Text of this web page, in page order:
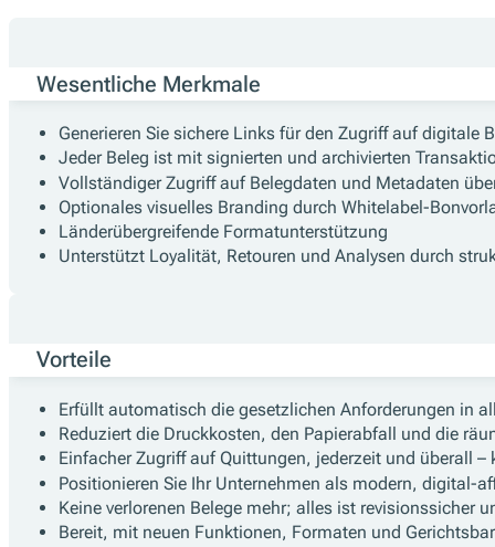
Wesentliche Merkmale
Generieren Sie sichere Links für den Zugriff auf digitale
Jeder Beleg ist mit signierten und archivierten
Vollständiger Zugriff auf Belegdaten und Metadaten
Optionales visuelles Branding durch Whitelabel-
Länderübergreifende Formatunterstützung
Unterstützt Loyalität, Retouren und Analysen durch
Vorteile
Erfüllt automatisch die gesetzlichen Anforderungen in
Reduziert die Druckkosten, den Papierabfall und die
Einfacher Zugriff auf Quittungen, jederzeit und überall –
Positionieren Sie Ihr Unternehmen als modern, digital-
Keine verlorenen Belege mehr; alles ist revisionssicher
Bereit, mit neuen Funktionen, Formaten und